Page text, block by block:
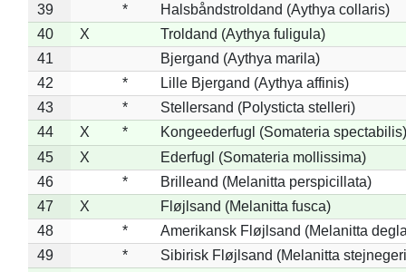
39
*
Halsbåndstroldand (Aythya collaris)
40
X
Troldand (Aythya fuligula)
41
Bjergand (Aythya marila)
42
*
Lille Bjergand (Aythya affinis)
43
*
Stellersand (Polysticta stelleri)
44
X *
Kongeederfugl (Somateria spectabilis)
45
X
Ederfugl (Somateria mollissima)
46
*
Brilleand (Melanitta perspicillata)
47
X
Fløjlsand (Melanitta fusca)
48
*
Amerikansk Fløjlsand (Melanitta
49
*
Sibirisk Fløjlsand (Melanitta